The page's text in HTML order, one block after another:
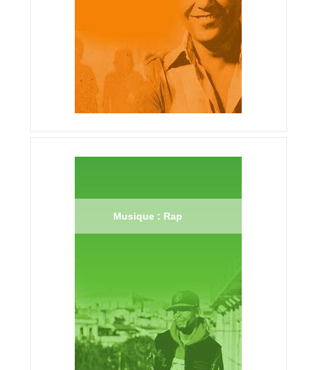
Musique : Rap